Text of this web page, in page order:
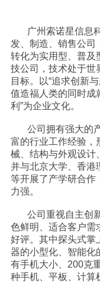
Languages
广州索诺星信息
发、制造、销售公司
转化为实用型、普及
技公司，技术处于世
目标。以“追求创新
值造福人类的同时成
利”为企业文化。
公司拥有强大的
富的行业工作经验，
械、结构与外观设计
并与北京大学、香港
等开展了产学研合作
力强。
公司重视自主创
色鲜明、适合客户需
好评。其中探头式掌
器的小型化、智能化
有手机大小、200克
种手机、平板、计算